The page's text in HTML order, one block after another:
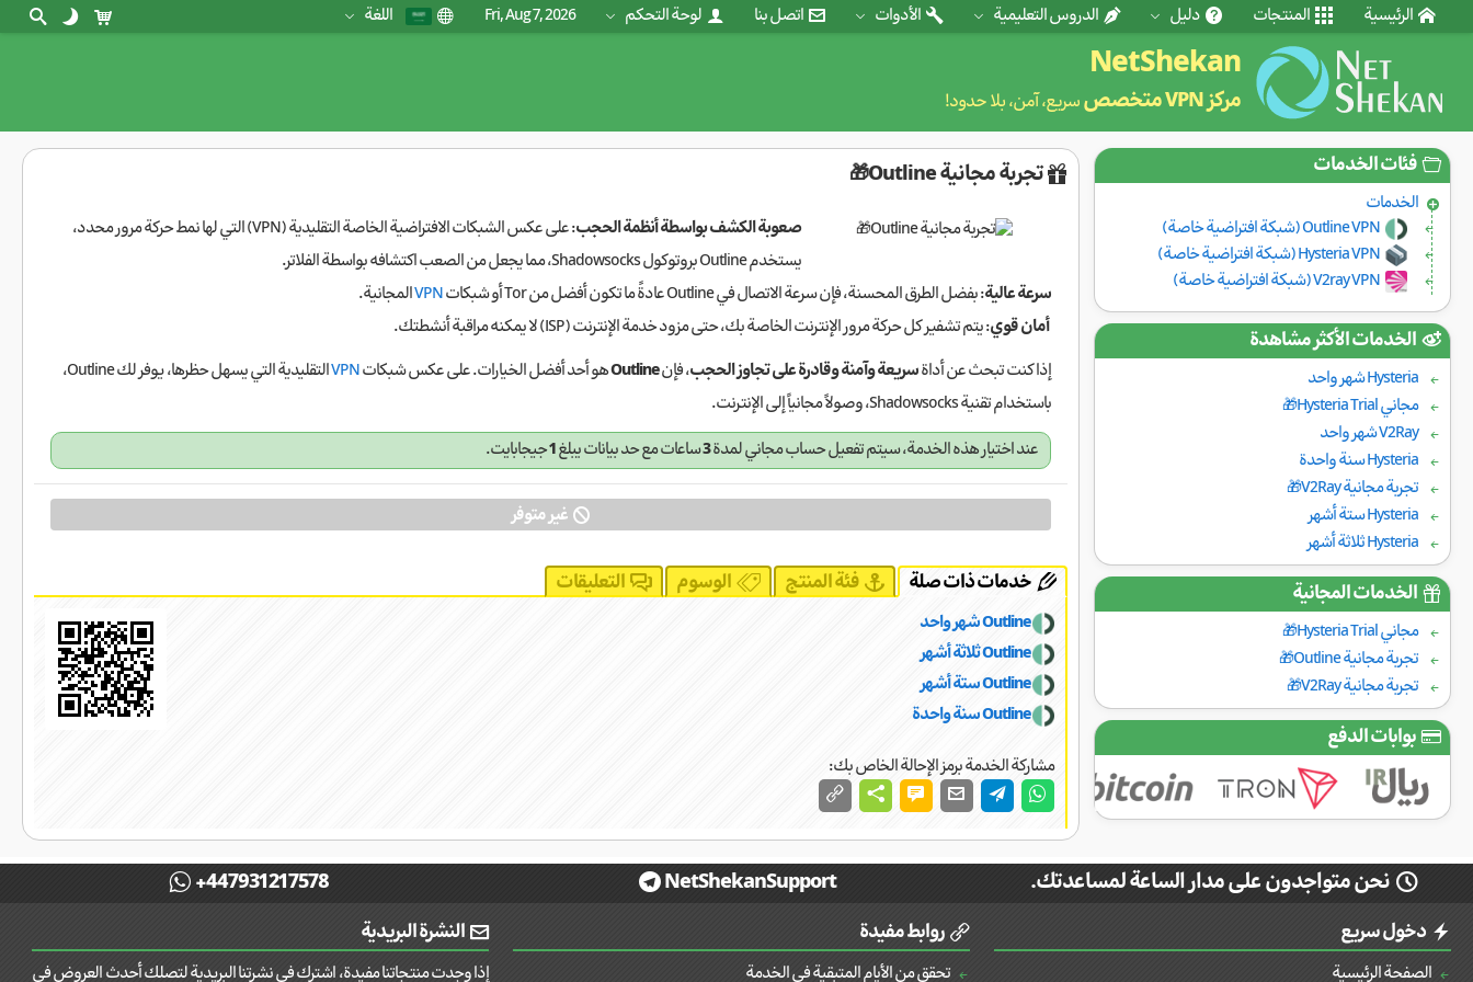
الرئيسية المنتجات دليل الدروس التعليمية الأدوات اتصل بنا لوحة التحكم Fri, Aug 7, 2026 اللغة
NetShekan
مركز VPN متخصص سريع، آمن، بلا حدود!
تجربة مجانية Outline🎁
صعوبة الكشف بواسطة أنظمة الحجب
: على عكس الشبكات الافتراضية الخاصة التقليدية (VPN) التي لها نمط حركة مرور محدد،
يستخدم Outline بروتوكول Shadowsocks، مما يجعل من الصعب اكتشافه بواسطة الفلاتر.
سرعة عالية: بفضل الطرق المحسنة، فإن سرعة الاتصال في Outline عادةً ما تكون أفضل من Tor أو شبكات VPNالمجانية.
أمان قوي: يتم تشفير كل حركة مرور الإنترنت الخاصة بك، حتى مزود خدمة الإنترنت (ISP) لا يمكنه مراقبة أنشطتك.
إذا كنت تبحث عن أداةسريعة وآمنة وقادرة على تجاوز الحجب، فإنOutlineهو أحد أفضل الخيارات. على عكس شبكاتVPN
التقليدية التي يسهل حظرها، يوفر لك Outline،
باستخدام تقنية Shadowsocks، وصولاً مجانياً إلى الإنترنت.
عند اختيار هذه الخدمة، سيتم تفعيل حساب مجاني لمدة3ساعات مع حد بيانات يبلغ1جيجابايت.
غير متوفر
خدمات ذات صلة فئة المنتج الوسوم التعليقات
Outline شهر واحد
Outline ثلاثة أشهر
Outline ستة أشهر
Outline سنة واحدة
مشاركة الخدمة برمز الإحالة الخاص بك:
فئات الخدمات
الخدمات
Outline VPN (شبكة افتراضية خاصة)
Hysteria VPN (شبكة افتراضية خاصة)
V2ray VPN (شبكة افتراضية خاصة)
الخدمات الأكثر مشاهدة
Hysteria شهر واحد
مجاني Hysteria Trial🎁
V2Ray شهر واحد
Hysteria سنة واحدة
تجربة مجانية V2Ray🎁
Hysteria ستة أشهر
Hysteria ثلاثة أشهر
الخدمات المجانية
مجاني Hysteria Trial🎁
تجربة مجانية Outline🎁
تجربة مجانية V2Ray🎁
بوابات الدفع
نحن متواجدون على مدار الساعة لمساعدتك. NetShekanSupport
+447931217578
دخول سريع
الصفحة الرئيسية
روابط مفيدة
تحقق من الأيام المتبقية في الخدمة
النشرة البريدية
إذا وجدت منتجاتنا مفيدة، اشترك في نشرتنا البريدية لتصلك أحدث العروض في